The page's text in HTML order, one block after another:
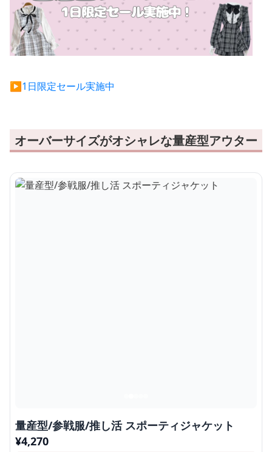
▶︎1日限定セール実施中
オーバーサイズがオシャレな量産型アウター
量産型/参戦服/推し活 スポーティジャケット
¥4,270